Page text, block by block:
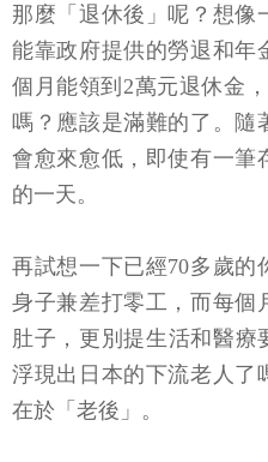
那麼「退休後」呢？想像
能靠政府提供的勞退和年
個月能領到2萬元退休金
嗎？應該是滿難的了。隨
會愈來愈低，即使有一筆
的一天。
再試想一下已經70多歲的
身子兼差打零工，而每個
肚子，更別提生活和醫
浮現出日本的下流老人了
在於「老後」。